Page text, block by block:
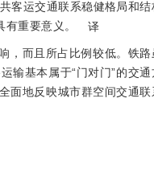
客运交通联系稳健格局和结
重要意义。
译
，而且所占比例较低。铁路
输基本属于“门对门”的交通
面地反映城市群空间交通联